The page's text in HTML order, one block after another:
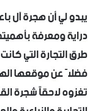
يبدو لي أن هجرة آل
دراية ومعرفة
طرق التجارة التي
فضلاً عن موقعها
تغزوه لاحقاً شجرة